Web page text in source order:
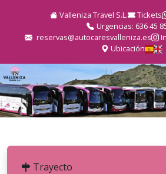
Valleniza Travel S.L. Tickets
Urgencias: 636 45
reservas@autocaresvalleniza.es
Ubicación
Trayecto